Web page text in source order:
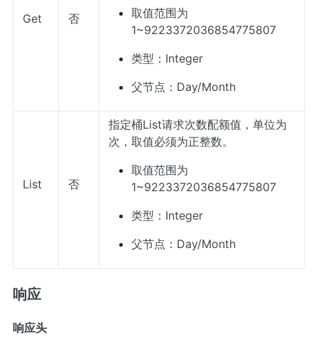
Get 否
取值范围为
1~9223372036854775807
类型：Integer
父节点：Day/Month
List 否
指定桶List请求次数配额值，单位为
次，取值必须为正整数。
取值范围为
1~9223372036854775807
类型：Integer
父节点：Day/Month
响应
响应头